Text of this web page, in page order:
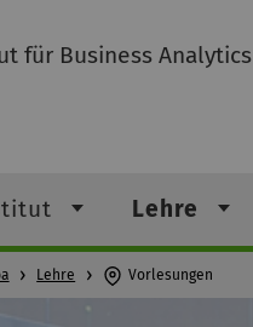
für Business Analytics
Lehre
Lehre Vorlesungen